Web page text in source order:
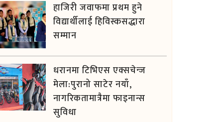
हाजिरी जवाफमा प्रथम हुने
विद्यार्थीलाई हिविस्कसद्धारा
सम्मान
धरानमा टिभिएस एक्सचेन्ज
मेला:पुरानो साटेर नयाँ,
नागरिकतामात्रैमा फाइनान्स
सुविधा